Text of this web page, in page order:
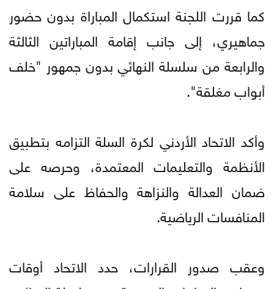
كما قررت اللجنة استكمال المباراة بدون حضور
جماهيري، إلى جانب إقامة المباراتين الثالثة
والرابعة من سلسلة النهائي بدون جمهور "خلف
أبواب مغلقة".
وأكد الاتحاد الأردني لكرة السلة التزامه بتطبيق
الأنظمة والتعليمات المعتمدة، وحرصه على
ضمان العدالة والنزاهة والحفاظ على سلامة
المنافسات الرياضية.
وعقب صدور القرارات، حدد الاتحاد أوقات